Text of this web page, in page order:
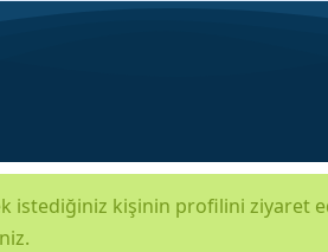
istediğiniz kişinin profilini ziyaret